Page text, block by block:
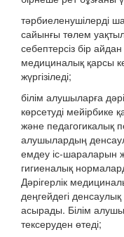
тәрбиеленушілерді
сайынғы төлем
себептерсіз бір
медициналық қарсы
жүргізіледі;
білім алушыларға
көрсетуді мейірбике
және педагогикалық
алушылардың
емдеу іс-шараларын
гигиеналық
Дәрігерлік
деңгейдегі
асырады. Білім
тексеруден өтеді;